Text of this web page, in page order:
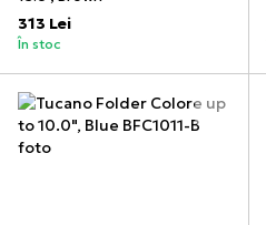
313 Lei
În stoc